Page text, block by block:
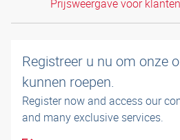
Prijsweergave voor
Registreer u nu om onze
kunnen roepen.
Register now and access our
and many exclusive services.